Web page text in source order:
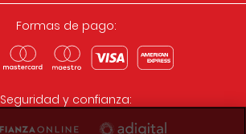
Formas de pago:
Seguridad y confianza: